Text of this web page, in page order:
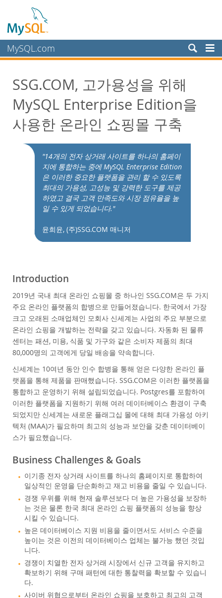
MySQL.com
Services
Partenaires
Clients
White Papers
Presentations
Case Studies
Performance
Benchmarks
Industries
Nouveautés & Evénements
Acheter
Téléchargements
Documentation
Zone Développeurs
SSG.COM, 고가용성을 위해
MySQL Enterprise Edition을
사용한 온라인 쇼핑몰 구축
"14개의 전자 상거래 사이트를 하나의 홈페이
지에 통합하는 중에 MySQL Enterprise Edition
은 이러한 중요한 플랫폼을 관리 할 수 있도록
최대의 가용성, 고성능 및 강력한 도구를 제공
하였고 결국 고객 만족도와 시장 점유율을 높
일 수 있게 되었습니다."
윤희윤, (주)SSG.COM 매니저
Introduction
2019년 국내 최대 온라인 쇼핑몰 중 하나인 SSG.COM은 두 가지
주요 온라인 플랫폼의 합병으로 만들어졌습니다. 한국에서 가장
크고 오래된 소매업체인 모회사 신세계는 사업의 주요 부분으로
온라인 쇼핑을 개발하는 전략을 갖고 있습니다. 자동화 된 물류
센터는 패션, 미용, 식품 및 가구와 같은 소비자 제품의 최대
80,000명의 고객에게 당일 배송을 약속합니다.
신세계는 10여년 동안 인수 합병을 통해 얻은 다양한 온라인 플
랫폼을 통해 제품을 판매했습니다. SSG.COM은 이러한 플랫폼을
통합하고 운영하기 위해 설립되었습니다. Postgres를 포함하여
이러한 플랫폼을 지원하기 위해 여러 데이터베이스 환경이 구축
되었지만 신세계는 새로운 플래그십 몰에 대해 최대 가용성 아키
텍처 (MAA)가 필요하며 최고의 성능과 보안을 갖춘 데이터베이
스가 필요했습니다.
Business Challenges & Goals
이기종 전자 상거래 사이트를 하나의 홈페이지로 통합하여
일상적인 운영을 단순화하고 재고 비용을 줄일 수 있습니다.
경쟁 우위를 위해 현재 솔루션보다 더 높은 가용성을 보장하
는 것은 물론 한국 최대 온라인 쇼핑 플랫폼의 성능을 향상
시킬 수 있습니다.
높은 데이터베이스 지원 비용을 줄이면서도 서비스 수준을
높이는 것은 이전의 데이터베이스 업체는 불가능 했던 것입
니다.
경쟁이 치열한 전자 상거래 시장에서 신규 고객을 유지하고
확보하기 위해 구매 패턴에 대한 통찰력을 확보할 수 있습니
다.
사이버 위협으로부터 온라인 쇼핑을 보호하고 최고의 고객